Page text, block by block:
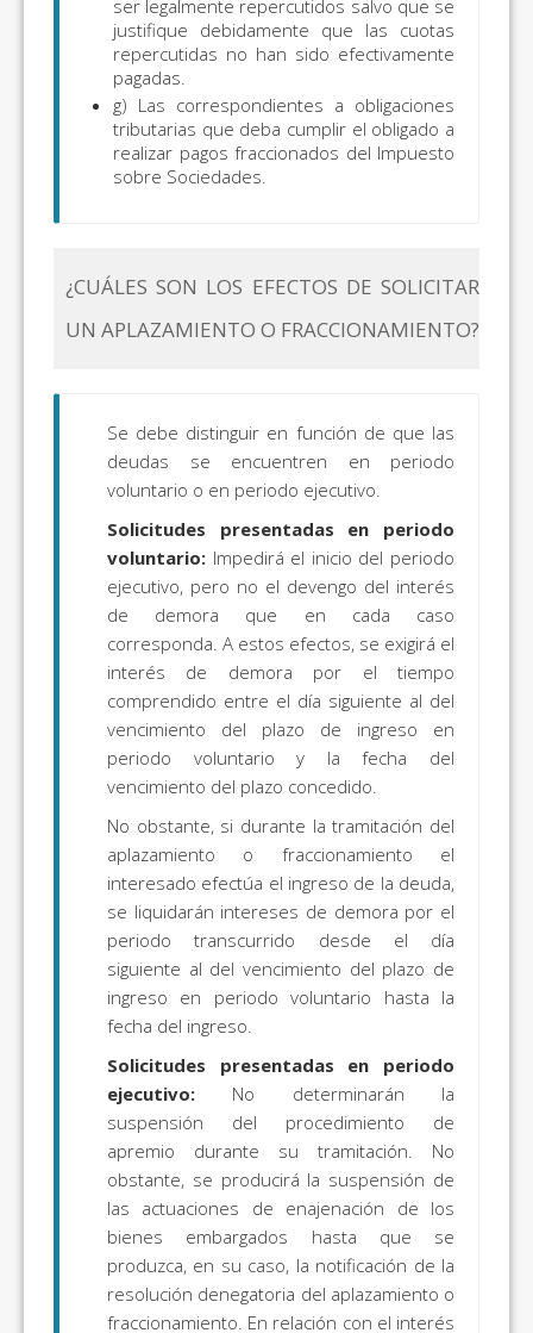
ser legalmente repercutidos salvo que se
justifique debidamente que las cuotas
repercutidas no han sido efectivamente
pagadas.
g) Las correspondientes a obligaciones
tributarias que deba cumplir el obligado a
realizar pagos fraccionados del Impuesto
sobre Sociedades.
¿CUÁLES SON LOS EFECTOS DE SOLICITAR
UN APLAZAMIENTO O FRACCIONAMIENTO?
Se debe distinguir en función de que las
deudas se encuentren en periodo
voluntario o en periodo ejecutivo.
Solicitudes presentadas en periodo
voluntario: Impedirá el inicio del periodo
ejecutivo, pero no el devengo del interés
de demora que en cada caso
corresponda. A estos efectos, se exigirá el
interés de demora por el tiempo
comprendido entre el día siguiente al del
vencimiento del plazo de ingreso en
periodo voluntario y la fecha del
vencimiento del plazo concedido.
No obstante, si durante la tramitación del
aplazamiento o fraccionamiento el
interesado efectúa el ingreso de la deuda,
se liquidarán intereses de demora por el
periodo transcurrido desde el día
siguiente al del vencimiento del plazo de
ingreso en periodo voluntario hasta la
fecha del ingreso.
Solicitudes presentadas en periodo
ejecutivo: No determinarán la
suspensión del procedimiento de
apremio durante su tramitación. No
obstante, se producirá la suspensión de
las actuaciones de enajenación de los
bienes embargados hasta que se
produzca, en su caso, la notificación de la
resolución denegatoria del aplazamiento o
fraccionamiento. En relación con el interés